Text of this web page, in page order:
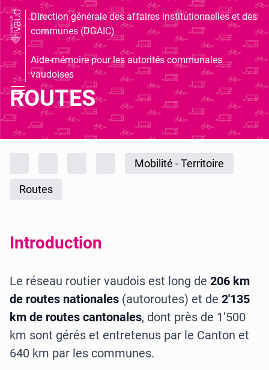
Direction générale des affaires institutionnelles et des
communes (DGAIC)
Aide-mémoire pour les autorités communales
vaudoises
ROUTES
Aide-mémoire pour les autorités
Mobilité - Territoire
Routes
Introduction
Le réseau routier vaudois est long de 206 km
de routes nationales (autoroutes) et de 2'135
km de routes cantonales, dont près de 1’500
km sont gérés et entretenus par le Canton et
640 km par les communes.